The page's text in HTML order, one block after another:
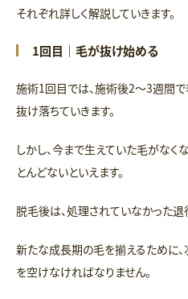
それぞれ詳しく解説していきます。
1回目｜毛が抜け始める
施術1回目では、施術後2〜3週間
抜け落ちていきます。
しかし、今まで生えていた毛がな
とんどないといえます。
脱毛後は、処理されていなかった
新たな成長期の毛を揃えるために
を空けなければなりません。